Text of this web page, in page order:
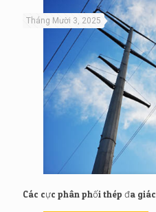
Tháng Mười 3, 2025
Các cực phân phối thép đa